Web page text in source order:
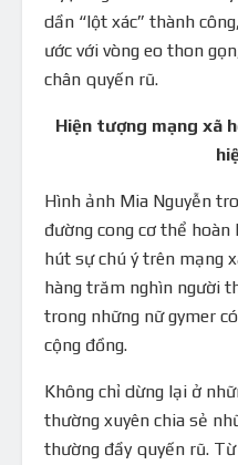
dần “lột xác” thành
ước với vòng eo thon
chân quyến rũ.
Hiện tượng mạng xã
Hình ảnh Mia Nguyễn
đường cong cơ thể
hút sự chú ý trên mạng
hàng trăm nghìn người
trong những nữ gymer
cộng đồng.
Không chỉ dừng lại ở
thường xuyên chia sẻ
thường đầy quyến rũ.